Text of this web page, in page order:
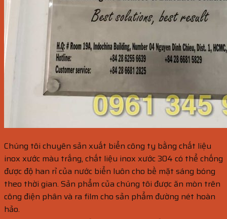
Chúng tôi chuyên sản xuất biển công ty bằng chất liệu
inox xước màu trắng, chất liệu inox xước 304 có thể chống
được độ han rỉ của nước biển luôn cho bề mặt sáng bóng
theo thời gian. Sản phẩm của chúng tôi được ăn mòn trên
công điện phân và ra film cho sản phẩm đường nét hoàn
hảo.